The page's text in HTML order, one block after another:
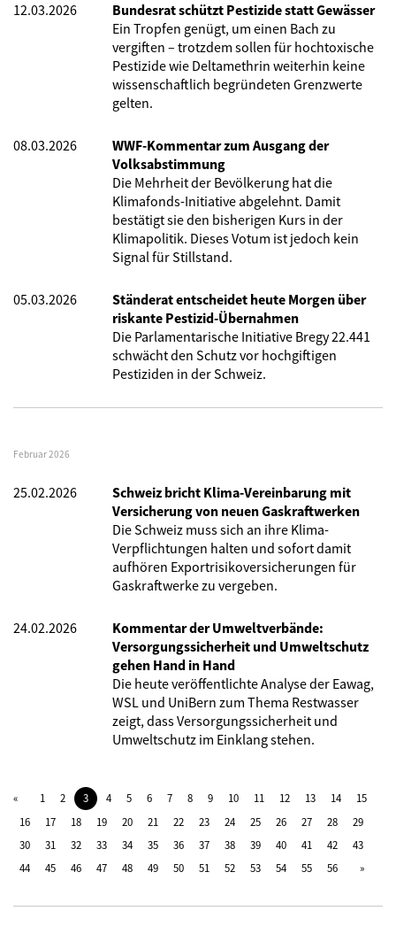
12.03.2026
Bundesrat schützt Pestizide statt Gewässer
Ein Tropfen genügt, um einen Bach zu
vergiften – trotzdem sollen für hochtoxische
Pestizide wie Deltamethrin weiterhin keine
wissenschaftlich begründeten Grenzwerte
gelten.
08.03.2026
WWF-Kommentar zum Ausgang der
Volksabstimmung
Die Mehrheit der Bevölkerung hat die
Klimafonds-Initiative abgelehnt. Damit
bestätigt sie den bisherigen Kurs in der
Klimapolitik. Dieses Votum ist jedoch kein
Signal für Stillstand.
05.03.2026
Ständerat entscheidet heute Morgen über
riskante Pestizid-Übernahmen
Die Parlamentarische Initiative Bregy 22.441
schwächt den Schutz vor hochgiftigen
Pestiziden in der Schweiz.
Februar 2026
25.02.2026
Schweiz bricht Klima-Vereinbarung mit
Versicherung von neuen Gaskraftwerken
Die Schweiz muss sich an ihre Klima-
Verpflichtungen halten und sofort damit
aufhören Exportrisikoversicherungen für
Gaskraftwerke zu vergeben.
24.02.2026
Kommentar der Umweltverbände:
Versorgungssicherheit und Umweltschutz
gehen Hand in Hand
Die heute veröffentlichte Analyse der Eawag,
WSL und UniBern zum Thema Restwasser
zeigt, dass Versorgungssicherheit und
Umweltschutz im Einklang stehen.
1 2 3 4 5 6 7 8 9 10 11 12 13 14
15
16
17 18 19 20 21 22 23 24 25 26 27 28
29
30
31 32 33 34 35 36 37 38 39 40 41 42
43
44
45 46 47 48 49 50 51 52 53 54 55 56